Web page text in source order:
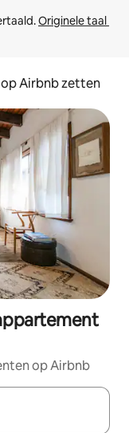
Originele taal
Airbnb zetten
op Airbnb
maak je een keuze